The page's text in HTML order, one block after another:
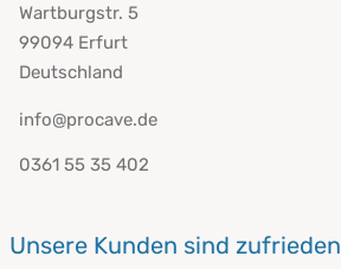
Wartburgstr. 5
99094 Erfurt
Deutschland
info@procave.de
0361 55 35 402
Unsere Kunden sind zufrieden